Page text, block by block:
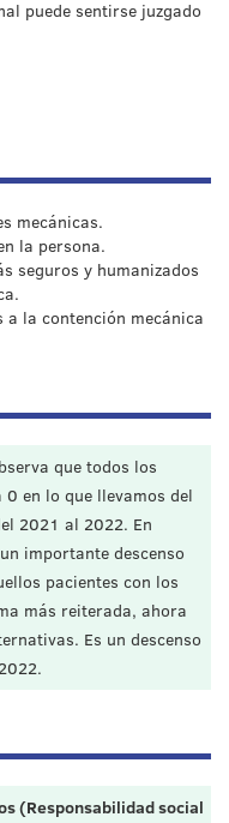
puede sentirse juzgado
mecánicas.
la persona.
seguros y humanizados
la contención mecánica
que todos los
en lo que llevamos del
2021 al 2022. En
importante descenso
pacientes con los
más reiterada, ahora
Es un descenso
(Responsabilidad social